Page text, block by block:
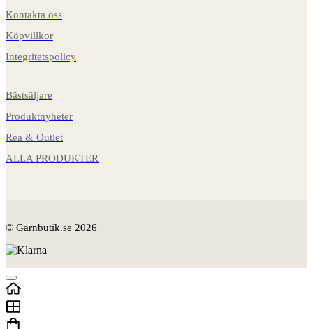
Kontakta oss
Köpvillkor
Integritetspolicy
Bästsäljare
Produktnyheter
Rea & Outlet
ALLA PRODUKTER
© Garnbutik.se 2026